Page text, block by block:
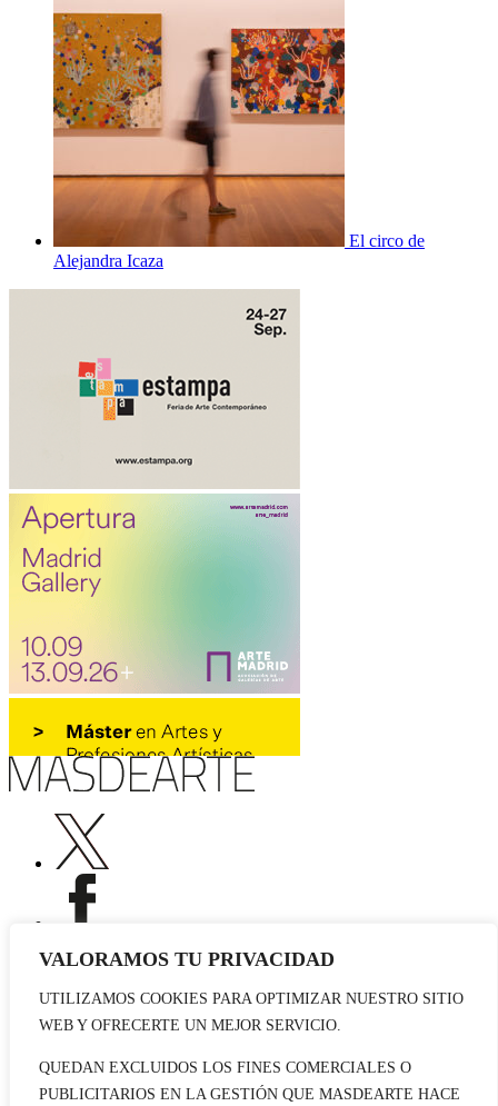
VALORAMOS TU PRIVACIDAD
UTILIZAMOS COOKIES PARA OPTIMIZAR NUESTRO SITIO
WEB Y OFRECERTE UN MEJOR SERVICIO.
QUEDAN EXCLUIDOS LOS FINES COMERCIALES O
PUBLICITARIOS EN LA GESTIÓN QUE MASDEARTE HACE
El circo de
Alejandra Icaza
Publicidad
Contacto
© 2026 masdearte. Información de exposiciones, museos y artistas